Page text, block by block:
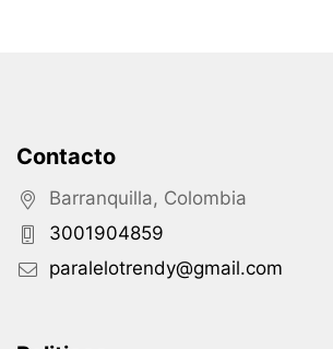
Contacto
Barranquilla, Colombia
3001904859
paralelotrendy@gmail.com